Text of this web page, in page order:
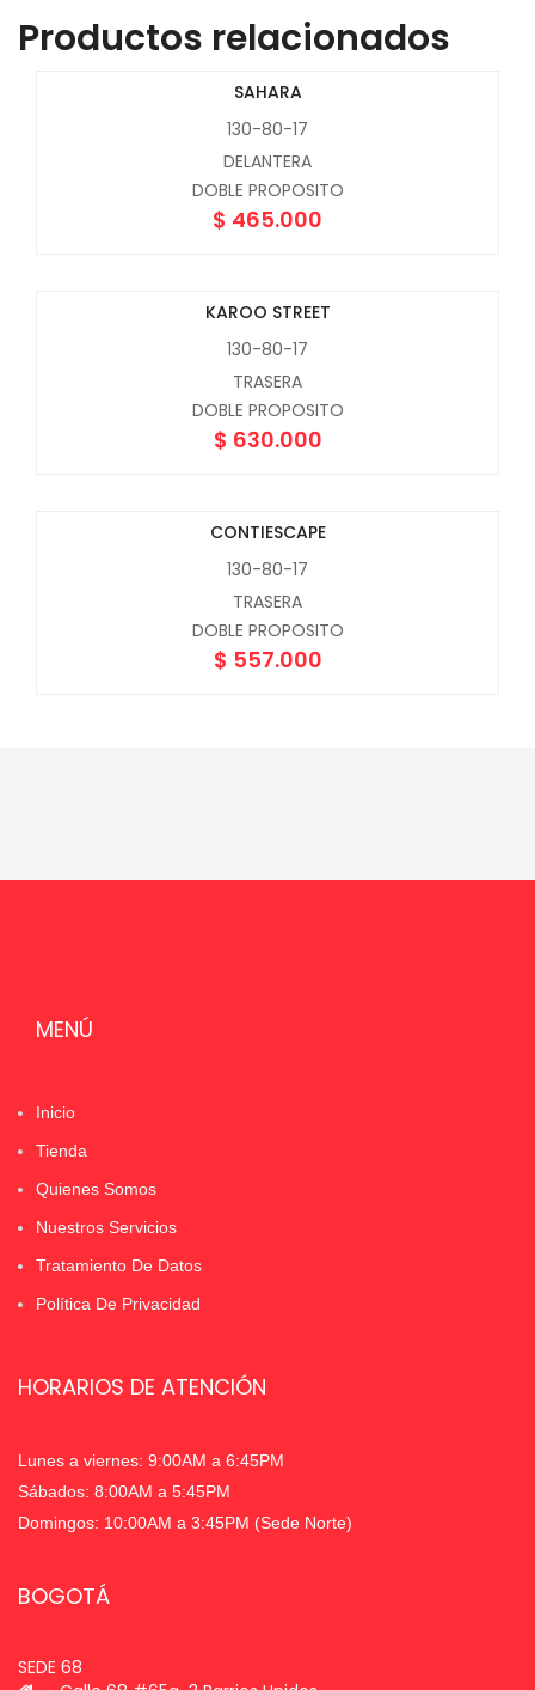
Productos relacionados
SAHARA
130-80-17
DELANTERA
DOBLE PROPOSITO
$ 465.000
KAROO STREET
130-80-17
TRASERA
DOBLE PROPOSITO
$ 630.000
CONTIESCAPE
130-80-17
TRASERA
DOBLE PROPOSITO
$ 557.000
MENÚ
Inicio
Tienda
Quienes Somos
Nuestros Servicios
Tratamiento De Datos
Política De Privacidad
HORARIOS DE ATENCIÓN
Lunes a viernes: 9:00AM a 6:45PM
Sábados: 8:00AM a 5:45PM
Domingos: 10:00AM a 3:45PM (Sede Norte)
BOGOTÁ
SEDE 68